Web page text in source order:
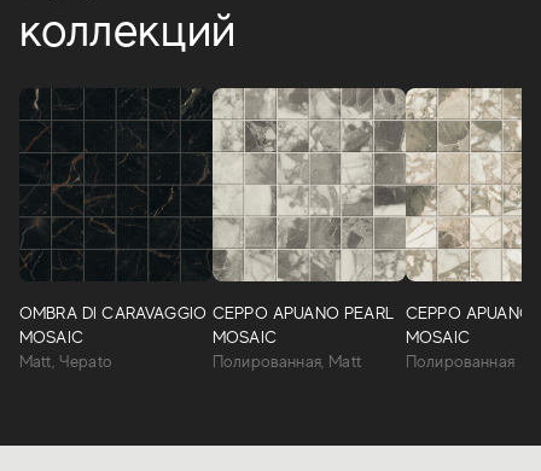
коллекций
OMBRA DI CARAVAGGIO
MOSAIC
Matt, Чepato
CEPPO APUANO PEARL
MOSAIC
Полированная, Matt
CEPPO APUANO
MOSAIC
Полированная